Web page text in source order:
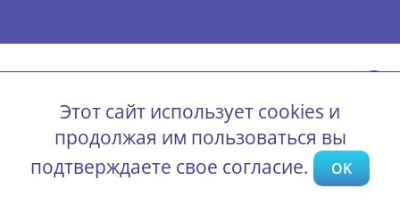
Аукционы
Автомобили
Этот сайт использует cookies и
продолжая им пользоваться вы
подтверждаете свое согласие.
OK